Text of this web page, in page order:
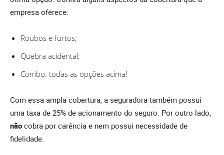
empresa oferece:
Roubos e furtos;
Quebra acidental;
Combo: todas as opções acima!
Com essa ampla cobertura, a seguradora também possui
uma taxa de 25% de acionamento do seguro. Por outro lado,
não cobra por carência e nem possui necessidade de
fidelidade.